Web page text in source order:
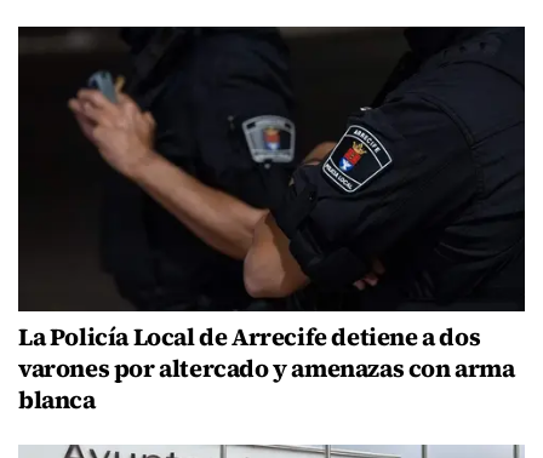
La Policía Local de Arrecife detiene a dos
varones por altercado y amenazas con arma
blanca